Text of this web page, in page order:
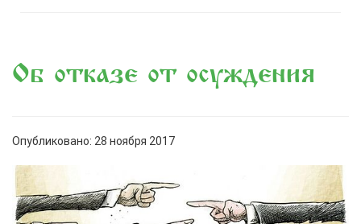
Об отказе от осуждения
Опубликовано: 28 ноября 2017